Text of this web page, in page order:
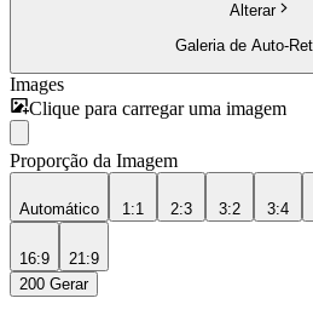
Alterar
Galeria de Auto-
Images
Clique para carregar uma imagem
Proporção da Imagem
Automático 1:1 2:3 3:2 3:4
16:9
21:9
200 Gerar